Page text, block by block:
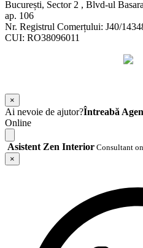
București, Sector 2 , Blvd-ul
ap. 106
Nr. Registrul Comerțului: J40/
CUI: RO38096011
×
Ai nevoie de ajutor?Întreabă
Online
Asistent Zen Interior Consultant
×